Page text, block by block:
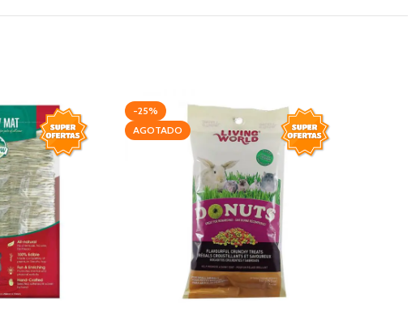
-25%
AGOTADO